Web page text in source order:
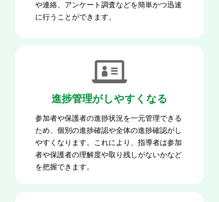
や連絡、アンケート調査などを簡単かつ迅速
に行うことができます。
進捗管理がしやすくなる
参加者や保護者の進捗状況を一元管理できる
ため、個別の進捗確認や全体の進捗確認がし
やすくなります。これにより、指導者は参加
者や保護者の理解度や取り残しがないかなど
を把握できます。